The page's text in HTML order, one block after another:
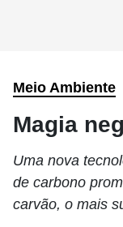
Meio Ambiente
Magia
Uma nova
de carbono
carvão, o mais